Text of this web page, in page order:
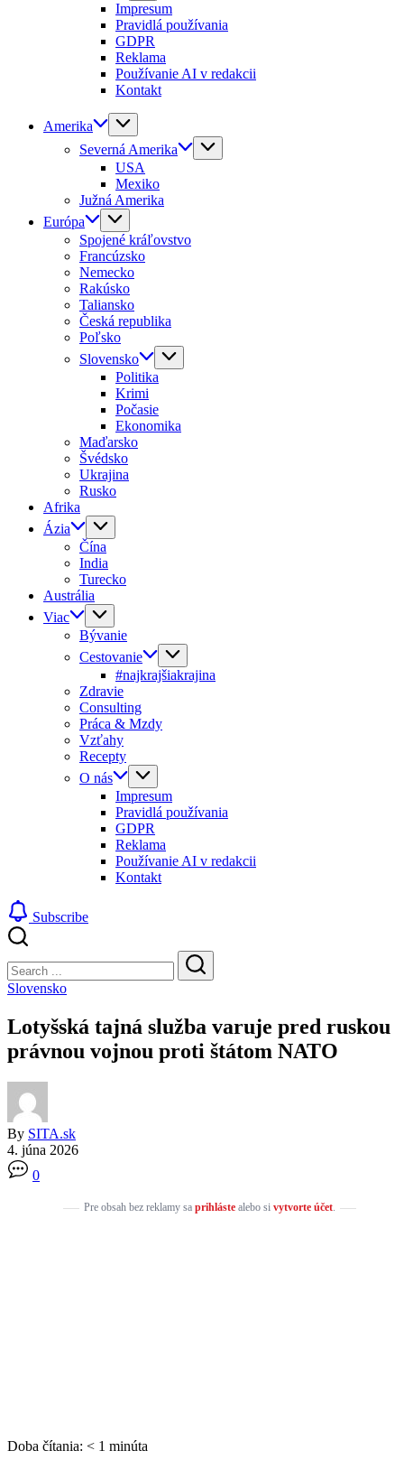
Impresum
Pravidlá používania
GDPR
Reklama
Používanie AI v redakcii
Kontakt
Amerika
Severná Amerika
USA
Mexiko
Južná Amerika
Európa
Spojené kráľovstvo
Francúzsko
Nemecko
Rakúsko
Taliansko
Česká republika
Poľsko
Slovensko
Politika
Krimi
Počasie
Ekonomika
Maďarsko
Švédsko
Ukrajina
Rusko
Afrika
Ázia
Čína
India
Turecko
Austrália
Viac
Bývanie
Cestovanie
#najkrajšiakrajina
Zdravie
Consulting
Práca & Mzdy
Vzťahy
Recepty
O nás
Impresum
Pravidlá používania
GDPR
Reklama
Používanie AI v redakcii
Kontakt
Subscribe
Search
Search
Slovensko
Lotyšská tajná služba varuje pred ruskou
právnou vojnou proti štátom NATO
By SITA.sk
4. júna 2026
0
Pre obsah bez reklamy sa prihlástealebo si vytvorte účet.
Doba čítania: < 1 minúta